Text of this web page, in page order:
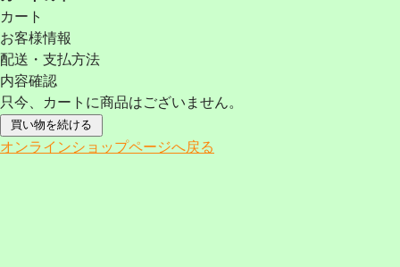
カート
お客様情報
配送・支払方法
内容確認
只今、カートに商品はございません。
オンラインショップページへ戻る